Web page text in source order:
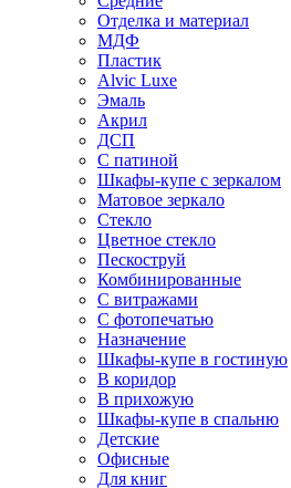
Отделка и материал
МДФ
Пластик
Alvic Luxe
Эмаль
Акрил
ДСП
С патиной
Шкафы-купе с зеркалом
Матовое зеркало
Стекло
Цветное стекло
Пескоструй
Комбинированные
С витражами
С фотопечатью
Назначение
Шкафы-купе в гостиную
В коридор
В прихожую
Шкафы-купе в спальню
Детские
Офисные
Для книг